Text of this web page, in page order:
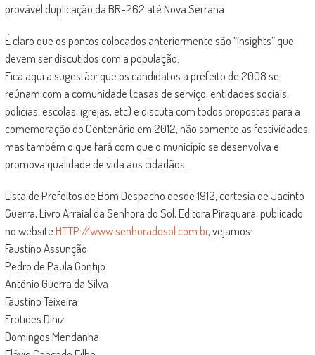
provável duplicação da BR-262 até Nova Serrana
É claro que os pontos colocados anteriormente são “insights” que
devem ser discutidos com a população.
Fica aqui a sugestão: que os candidatos a prefeito de 2008 se
reúnam com a comunidade (casas de serviço, entidades sociais,
polícias, escolas, igrejas, etc) e discuta com todos propostas para a
comemoração do Centenário em 2012, não somente as festividades,
mas também o que fará com que o município se desenvolva e
promova qualidade de vida aos cidadãos.
Lista de Prefeitos de Bom Despacho desde 1912, cortesia de Jacinto
Guerra, Livro Arraial da Senhora do Sol, Editora Piraquara, publicado
no websiteHTTP://www.senhoradosol.com.br, vejamos:
Faustino Assunção
Pedro de Paula Gontijo
Antônio Guerra da Silva
Faustino Teixeira
Erotides Diniz
Domingos Mendanha